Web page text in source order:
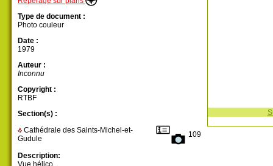
Type de document :
Photo couleur
Date :
1979
Auteur :
Inconnu
Copyright :
RTBF
Section(s) :
Cathédrale des Saints-Michel-et-
Gudule
109
Description:
Vue hélico.